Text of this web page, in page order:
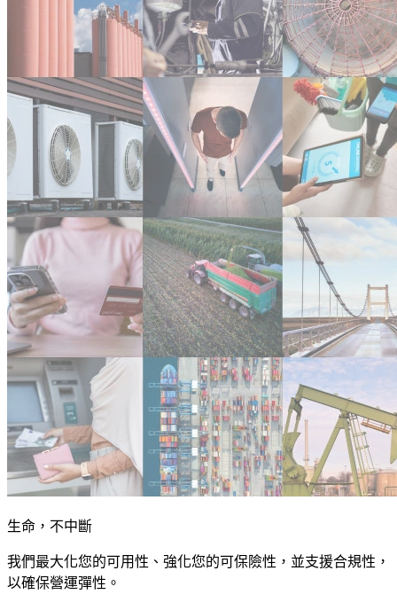
生命，不中斷
我們最大化您的可用性、強化您的可保險性，並支援合規性，
以確保營運彈性。